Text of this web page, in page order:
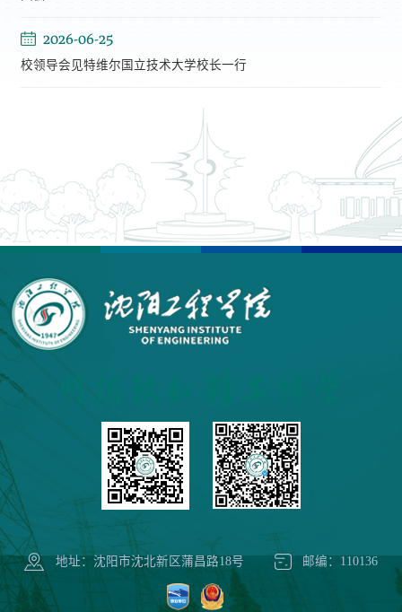
2026-06-25
校领导会见特维尔国立技术大学校长一行
地址：沈阳市沈北新区蒲昌路18号 邮编：110136